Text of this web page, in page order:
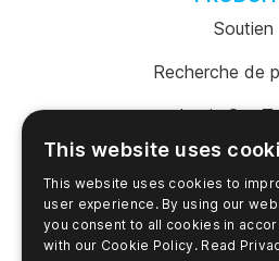
Soutien
Recherche de
Login
Boutique en ligne
Acheter en ligne
This website uses
This website uses cookies to
user experience. By using our
you consent to all cookies in
with our Cookie Policy. Read